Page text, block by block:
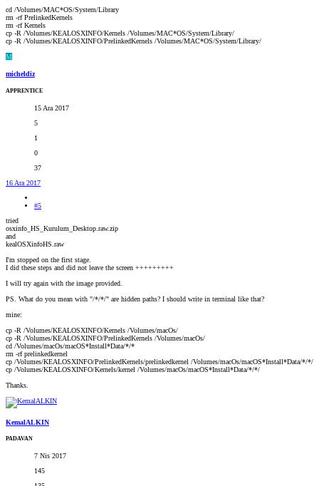
cd /Volumes/MAC*OS/System/Library
rm -rf PrelinkedKernels
rm -rf Kernels
cp -R /Volumes/KEALOSXINFO/Kernels /Volumes/MAC*OS/System/Library/
cp -R /Volumes/KEALOSXINFO/PrelinkedKernels /Volumes/MAC*OS/System/Library/
M
micheldiz
APPRENTICE
15 Ara 2017
5
1
0
37
16 Ara 2017
#5
tried
osxinfo_HS_Kurulum_Desktop.raw.zip
and
kealOSXinfoHS.raw
I'm stopped on the first stage.
I did these steps and did not leave the screen +++++++++
I will try again with the image provided.
PS. What do you mean with "/*/*/" are hidden paths? I should write in terminal like that?
mine:
cp -R /Volumes/KEALOSXINFO/Kernels /Volumes/macOs/
cp -R /Volumes/KEALOSXINFO/PrelinkedKernels /Volumes/macOs/
cd /Volumes/macOs/macOS*Install*Data/*/*
rm -rf prelinkedkernel
cp /Volumes/KEALOSXINFO/PrelinkedKernels/prelinkedkernel /Volumes/macOs/macOS*Install*Data/*/*/
cp /Volumes/KEALOSXINFO/Kernels/kernel /Volumes/macOs/macOS*Install*Data/*/*/
Thanks.
KemalALKIN
PADAVAN
7 Nis 2017
145